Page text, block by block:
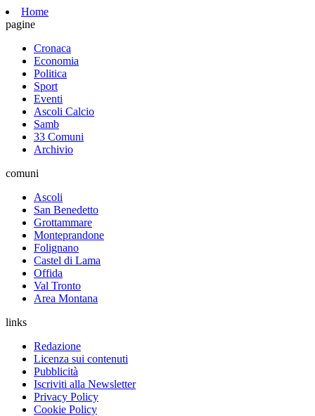
Home
pagine
Cronaca
Economia
Politica
Sport
Eventi
Ascoli Calcio
Samb
33 Comuni
Archivio
comuni
Ascoli
San Benedetto
Grottammare
Monteprandone
Folignano
Castel di Lama
Offida
Val Tronto
Area Montana
links
Redazione
Licenza sui contenuti
Pubblicità
Iscriviti alla Newsletter
Privacy Policy
Cookie Policy